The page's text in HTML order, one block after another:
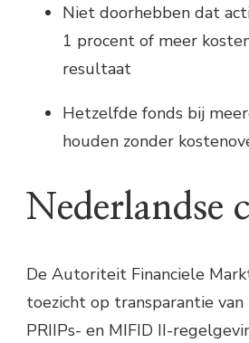
Niet doorhebben dat
1 procent of meer
resultaat
Hetzelfde fonds bij
houden zonder
Nederlandse
De Autoriteit Financiele
toezicht op transparantie van
PRIIPs- en MIFID II-